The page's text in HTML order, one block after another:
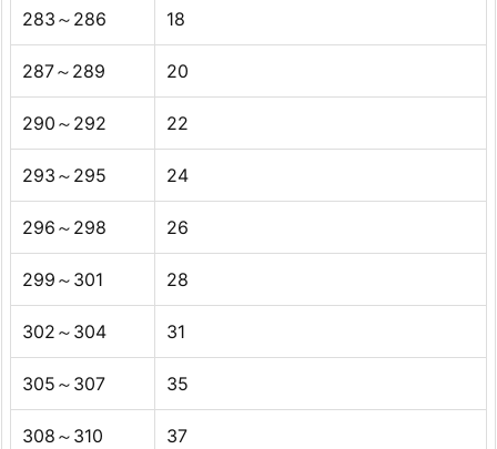
283～286 18
287～289 20
290～292 22
293～295 24
296～298 26
299～301 28
302～304 31
305～307 35
308～310 37